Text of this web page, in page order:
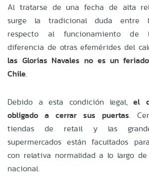
Al tratarse de una fecha de alta
surge la tradicional duda entre
respecto al funcionamiento de
diferencia de otras efemérides del
las Glorias Navales no es un
Chile.
Debido a esta condición legal,el
obligado a cerrar sus puertas.
tiendas de retail y las
supermercados están facultados
con relativa normalidad a lo largo
nacional.